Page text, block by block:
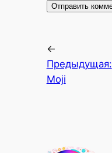
←
Предыдущая:
Moji